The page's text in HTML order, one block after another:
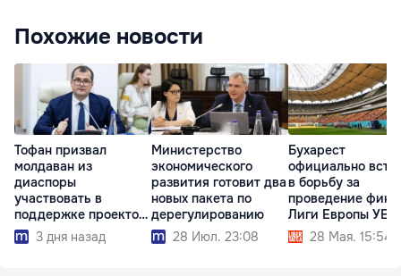
Похожие новости
Тофан призвал
молдаван из
диаспоры
участвовать в
поддержке проектов
развития страны
3 дня назад
Министерство
экономического
развития готовит два
новых пакета по
дерегулированию
28 Июл. 23:08
Бухарест
официально
в борьбу за
проведение
Лиги Европы
202828 Мая. 15:54